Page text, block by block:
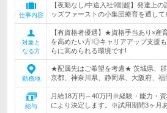
仕事内容
【夜勤なし/中途入社9割超】発達上
ッズファーストの小集団療育を通し
対象と
なる方
【有資格者優遇】★資格手当あり×
を高めたい方!◎キャリアアップ支援
らに高められる環境です!
勤務地
★配属先はご希望を考慮★ 茨城県、
京都、神奈川県、静岡県、大阪府、福
給与
月給18万円～40万円※経験・能力・
により決定します。※試用期間3ヶ月